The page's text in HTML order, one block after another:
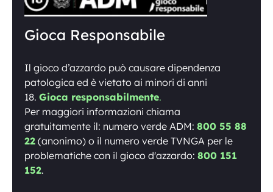
Gioca Responsabile
Il gioco d’azzardo può causare dipendenza
patologica ed è vietato ai minori di anni
18. Gioca responsabilmente.
Per maggiori informazioni chiama
gratuitamente il: numero verde ADM: 800 55 88
22 (anonimo) o il numero verde TVNGA per le
problematiche con il gioco d'azzardo: 800 151
152.